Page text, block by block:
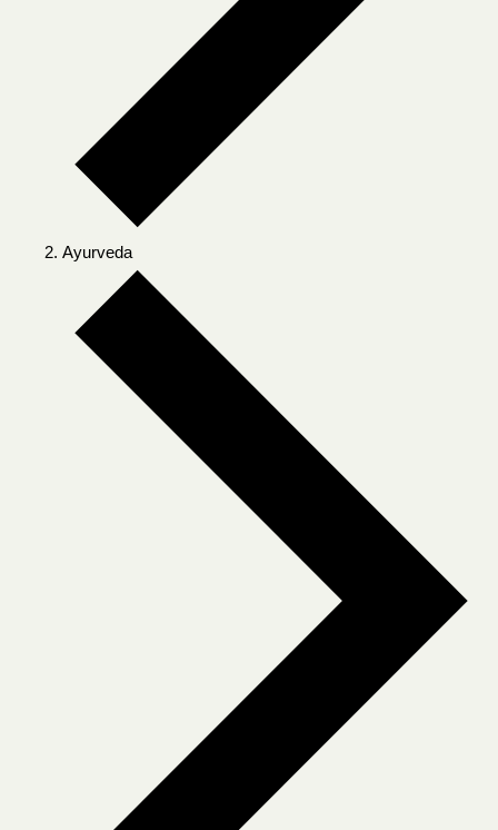
Ayurveda